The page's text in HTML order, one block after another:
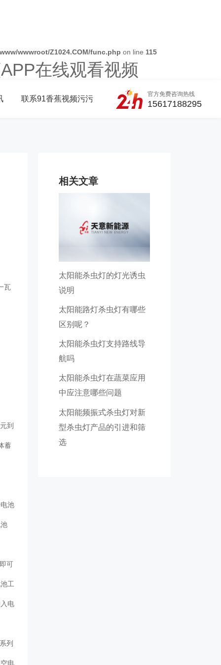
wwwroot/Z1024.COM/func.php on line 115
在线观看视频
联系91香蕉视频污污
官方免费咨询热线
15617188295
瓦
到
蓄
池
可
工
电
列
电
相关文章
太阳能杀虫灯的灯光诱虫
说明
太阳能路灯杀虫灯有哪些
区别呢？
太阳能杀虫灯支持路线导
航吗
太阳能杀虫灯在蔬菜应用
中应注意哪些问题
太阳能频振式杀虫灯对新
型杀虫灯产品的引进和筛
选